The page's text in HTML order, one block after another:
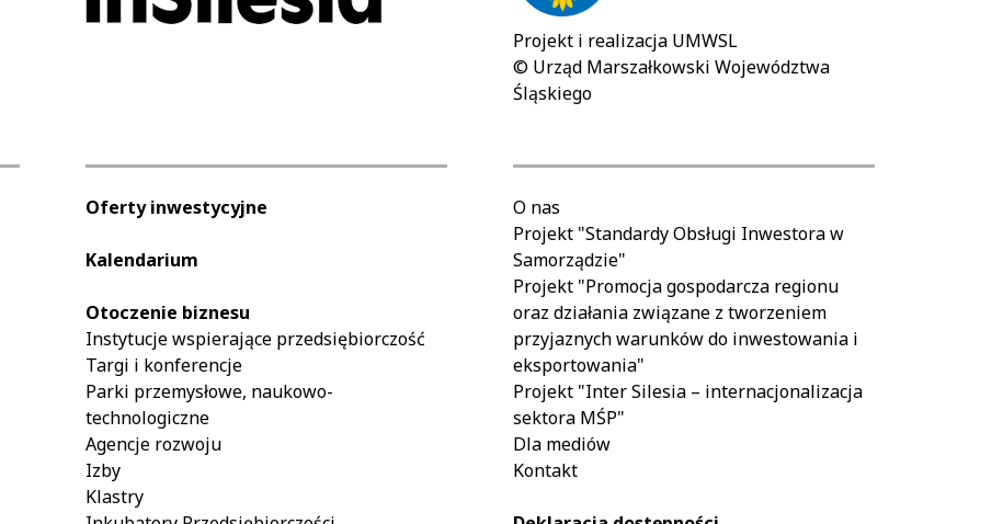
Projekt i realizacja UMWSL
© Urząd Marszałkowski Województwa
Śląskiego
Oferty inwestycyjne
Kalendarium
Otoczenie biznesu
Instytucje wspierające przedsiębiorczość
Targi i konferencje
Parki przemysłowe, naukowo-
technologiczne
Agencje rozwoju
Izby
Klastry
O nas
Projekt "Standardy Obsługi Inwestora w
Samorządzie"
Projekt "Promocja gospodarcza regionu
oraz działania związane z tworzeniem
przyjaznych warunków do inwestowania i
eksportowania"
Projekt "Inter Silesia – internacjonalizacja
sektora MŚP"
Dla mediów
Kontakt